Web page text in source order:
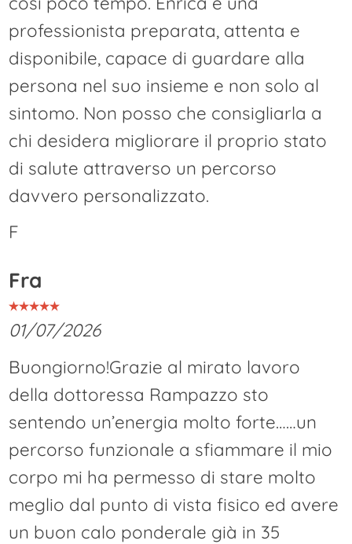
professionista preparata, attenta e
disponibile, capace di guardare alla
persona nel suo insieme e non solo al
sintomo. Non posso che consigliarla a
chi desidera migliorare il proprio stato
di salute attraverso un percorso
davvero personalizzato.
F
Fra
01/07/2026
Buongiorno!Grazie al mirato lavoro
della dottoressa Rampazzo sto
sentendo un’energia molto forte……un
percorso funzionale a sfiammare il mio
corpo mi ha permesso di stare molto
meglio dal punto di vista fisico ed avere
un buon calo ponderale già in 35